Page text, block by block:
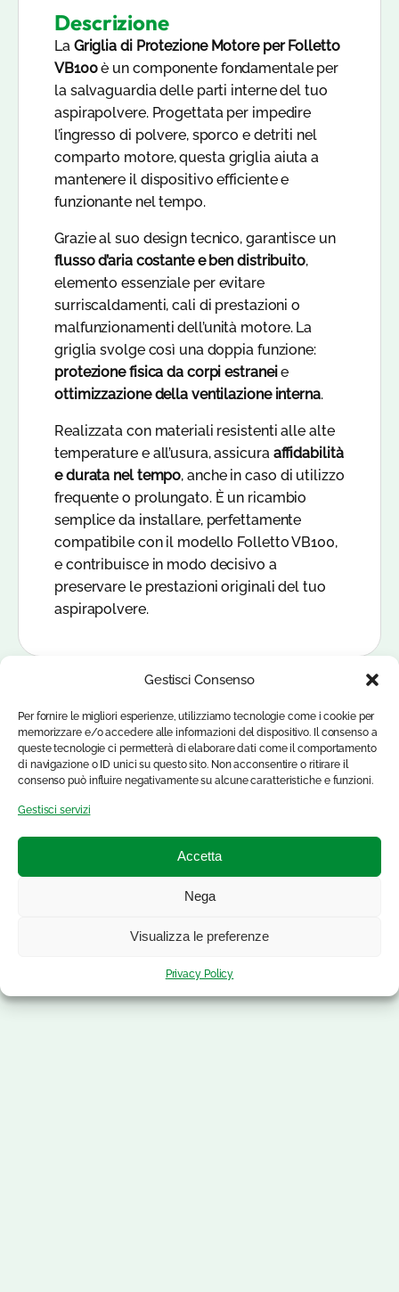
Gestisci Consenso
Per fornire le migliori esperienze, utilizziamo tecnologie come i cookie per
memorizzare e/o accedere alle informazioni del dispositivo. Il consenso a
queste tecnologie ci permetterà di elaborare dati come il comportamento
di navigazione o ID unici su questo sito. Non acconsentire o ritirare il
consenso può influire negativamente su alcune caratteristiche e funzioni.
Gestisci servizi
Accetta
Nega
Visualizza le preferenze
Privacy Policy
Descrizione
La Griglia di Protezione Motore per Folletto
VB100è un componente fondamentale per
la salvaguardia delle parti interne del tuo
aspirapolvere. Progettata per impedire
l’ingresso di polvere, sporco e detriti nel
comparto motore, questa griglia aiuta a
mantenere il dispositivo efficiente e
funzionante nel tempo.
Grazie al suo design tecnico, garantisce un
flusso d’aria costante e ben distribuito,
elemento essenziale per evitare
surriscaldamenti, cali di prestazioni o
malfunzionamenti dell’unità motore. La
griglia svolge così una doppia funzione:
protezione fisica da corpi estraneie
ottimizzazione della ventilazione interna.
Realizzata con materiali resistenti alle alte
temperature e all’usura, assicura affidabilità
e durata nel tempo, anche in caso di utilizzo
frequente o prolungato. È un ricambio
semplice da installare, perfettamente
compatibile con il modello Folletto VB100,
e contribuisce in modo decisivo a
preservare le prestazioni originali del tuo
aspirapolvere.